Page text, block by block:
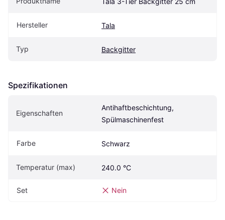
Hersteller Tala
Typ Backgitter
Spezifikationen
Eigenschaften
Antihaftbeschichtung,
Spülmaschinenfest
Farbe Schwarz
Temperatur (max) 240.0 °C
Set Nein